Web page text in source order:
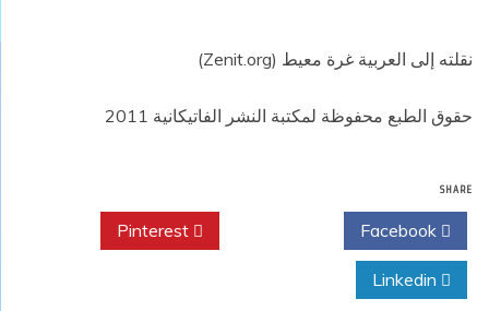
نقلته إلى العربية غرة معيط (Zenit.org)
حقوق الطبع محفوظة لمكتبة النشر الفاتيكانية 2011
SHARE